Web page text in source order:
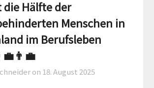
die Hälfte der
Menschen in
im Berufsleben
on 18. August 2025